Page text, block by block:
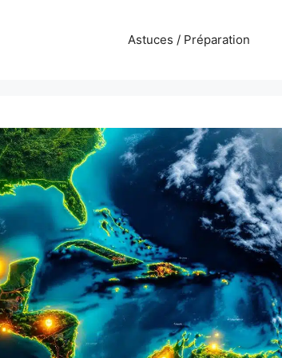
Astuces / Préparation